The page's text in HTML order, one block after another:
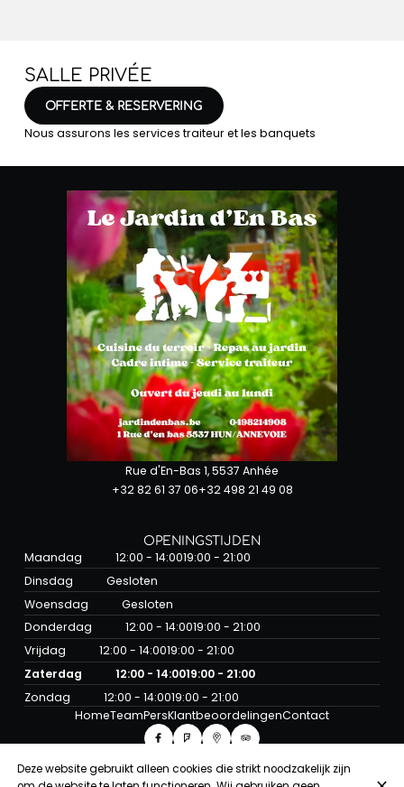
SALLE PRIVÉE
OFFERTE & RESERVERING
Nous assurons les services traiteur et les banquets
Rue d'En-Bas 1, 5537 Anhée
+32 82 61 37 06+32 498 21 49 08
OPENINGSTIJDEN
Maandag 12:00 - 14:0019:00 - 21:00
Dinsdag
Gesloten
Woensdag
Gesloten
Donderdag
12:00 - 14:0019:00 - 21:00
Vrijdag
12:00 - 14:0019:00 - 21:00
Zaterdag
12:00 - 14:0019:00 - 21:00
Zondag
12:00 - 14:0019:00 - 21:00
HomeTeamPersKlantbeoordelingenContact
Deze website gebruikt alleen cookies die strikt noodzakelijk zijn